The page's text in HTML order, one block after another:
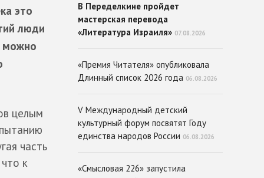
это
люди
можно
целым
часть
к
В Переделкине пройдет
мастерская перевода
«Литература Израиля» 07.08.2026
«Премия Читателя» опубликовала
Длинный список 2026 года 06.08.2026
V Международный детский
культурный форум посвятят Году
единства народов России 06.08.2026
«Смысловая 226» запустила